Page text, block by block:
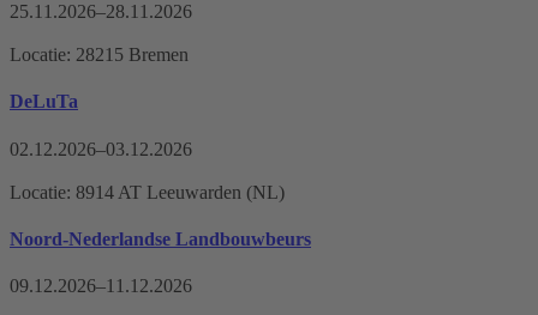
25.11.2026–28.11.2026
Locatie: 28215 Bremen
DeLuTa
02.12.2026–03.12.2026
Locatie: 8914 AT Leeuwarden (NL)
Noord-Nederlandse Landbouwbeurs
09.12.2026–11.12.2026